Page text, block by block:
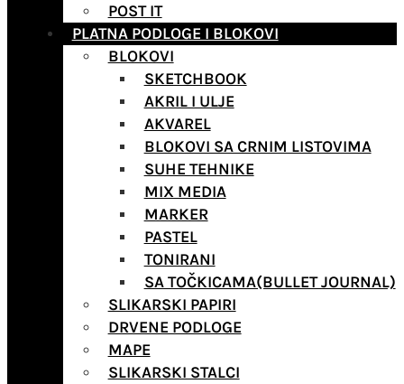
POST IT
PLATNA PODLOGE I BLOKOVI
BLOKOVI
SKETCHBOOK
AKRIL I ULJE
AKVAREL
BLOKOVI SA CRNIM LISTOVIMA
SUHE TEHNIKE
MIX MEDIA
MARKER
PASTEL
TONIRANI
SA TOČKICAMA(BULLET JOURNAL)
SLIKARSKI PAPIRI
DRVENE PODLOGE
MAPE
SLIKARSKI STALCI